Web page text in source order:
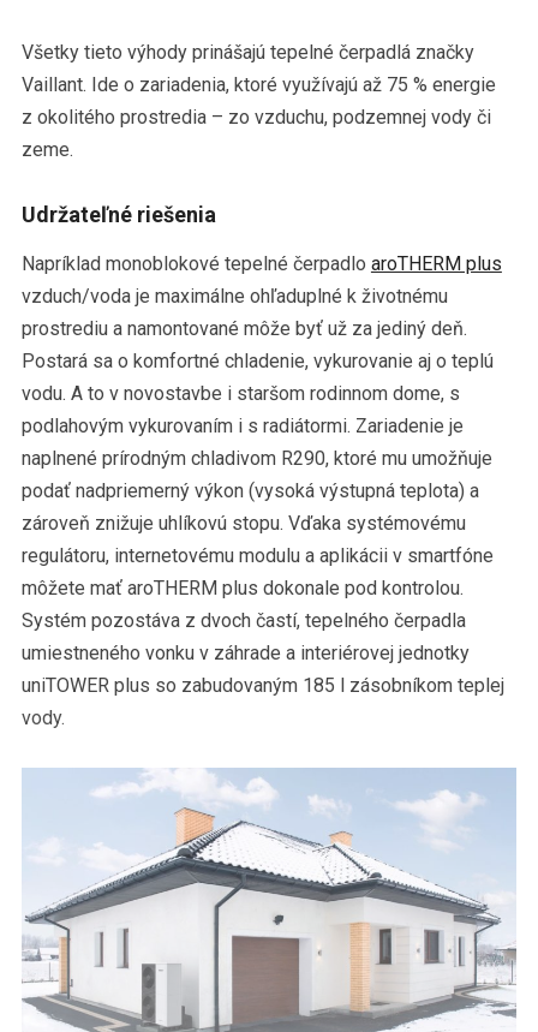
Všetky tieto výhody prinášajú tepelné čerpadlá značky
Vaillant. Ide o zariadenia, ktoré využívajú až 75 % energie
z okolitého prostredia – zo vzduchu, podzemnej vody či
zeme.
Udržateľné riešenia
Napríklad monoblokové tepelné čerpadlo aroTHERM plus
vzduch/voda je maximálne ohľaduplné k životnému
prostrediu a namontované môže byť už za jediný deň.
Postará sa o komfortné chladenie, vykurovanie aj o teplú
vodu. A to v novostavbe i staršom rodinnom dome, s
podlahovým vykurovaním i s radiátormi. Zariadenie je
naplnené prírodným chladivom R290, ktoré mu umožňuje
podať nadpriemerný výkon (vysoká výstupná teplota) a
zároveň znižuje uhlíkovú stopu. Vďaka systémovému
regulátoru, internetovému modulu a aplikácii v smartfóne
môžete mať aroTHERM plus dokonale pod kontrolou.
Systém pozostáva z dvoch častí, tepelného čerpadla
umiestneného vonku v záhrade a interiérovej jednotky
uniTOWER plus so zabudovaným 185 l zásobníkom teplej
vody.